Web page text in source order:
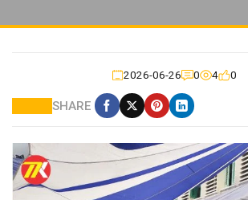
2026-06-26 0 4 0
SHARE